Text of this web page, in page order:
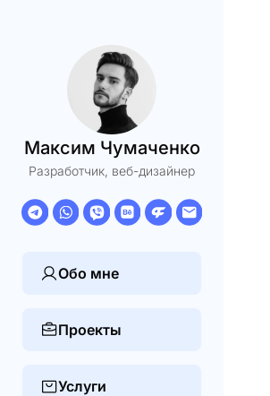
Максим Чумаченко
Разработчик, веб-дизайнер
Обо мне
Проекты
Услуги